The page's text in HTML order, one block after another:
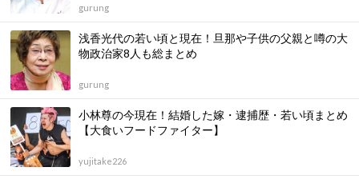
gurung
浅香光代の若い頃と現在！旦那や子供の父親と噂の大
物政治家8人も総まとめ
gurung
小林尊の今現在！結婚した嫁・逮捕歴・若い頃まとめ
【大食いフードファイター】
yujitake226